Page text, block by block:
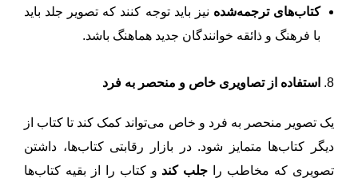
کتاب‌های ترجمه‌شده نیز باید توجه کنند که تصویر جلد باید
با فرهنگ و ذائقه خوانندگان جدید هماهنگ باشد.
8. استفاده از تصاویری خاص و منحصر به فرد
یک تصویر منحصر به فرد و خاص می‌تواند کمک کند تا کتاب از
دیگر کتاب‌ها متمایز شود. در بازار رقابتی کتاب‌ها، داشتن
تصویری که مخاطب را جلب کند و کتاب را از بقیه کتاب‌ها